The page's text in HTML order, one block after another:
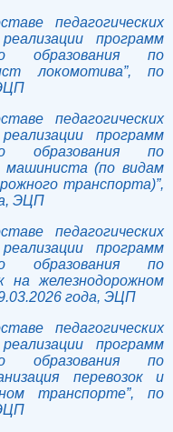
педагогических
программ
образования по
локомотива”, по
педагогических
программ
образования по
машиниста (по видам
транспорта)”,
ЭЦП
педагогических
программ
образования по
на железнодорожном
года, ЭЦП
педагогических
программ
образования по
перевозок и
транспорте”, по